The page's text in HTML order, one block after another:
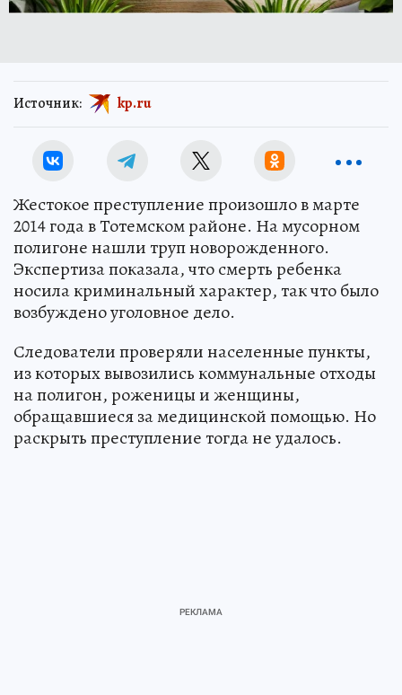
Источник: kp.ru
Жестокое преступление произошло в марте
2014 года в Тотемском районе. На мусорном
полигоне нашли труп новорожденного.
Экспертиза показала, что смерть ребенка
носила криминальный характер, так что было
возбуждено уголовное дело.
Следователи проверяли населенные пункты,
из которых вывозились коммунальные отходы
на полигон, роженицы и женщины,
обращавшиеся за медицинской помощью. Но
раскрыть преступление тогда не удалось.